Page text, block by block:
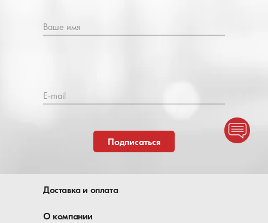
Ваше имя
E-mail
Подписаться
Доставка и оплата
О компании